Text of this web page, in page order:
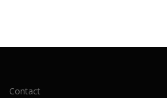
Contact